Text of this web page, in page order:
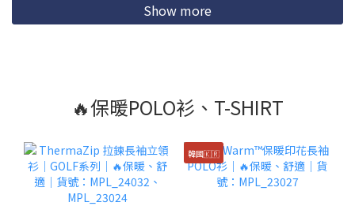
Show more
🔥保暖POLO衫、T-SHIRT
韓國🇰🇷